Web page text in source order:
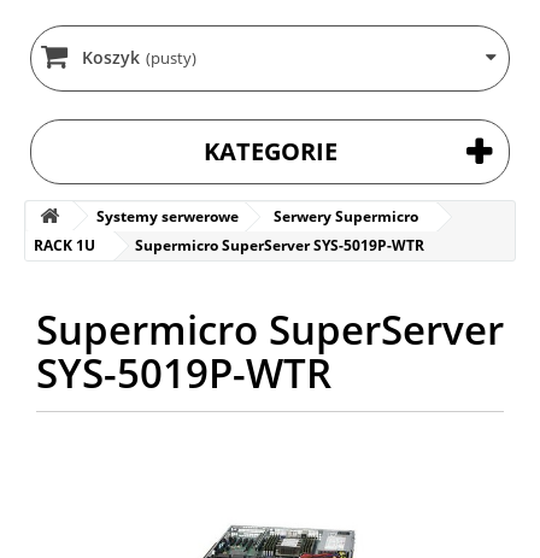
Koszyk (pusty)
KATEGORIE
Systemy serwerowe
Serwery Supermicro
RACK 1U
Supermicro SuperServer SYS-5019P-WTR
Supermicro SuperServer
SYS-5019P-WTR